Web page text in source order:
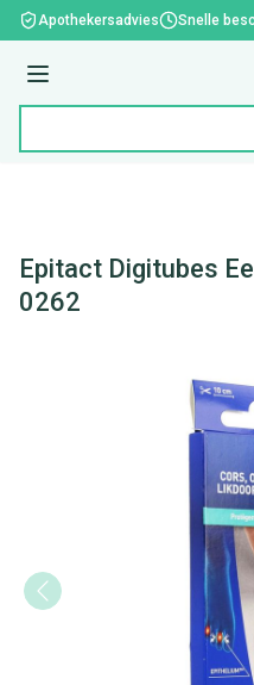
Ga naar de inhoud
Apothekersadvies Snelle
Menu
Epitact Digitubes
0262